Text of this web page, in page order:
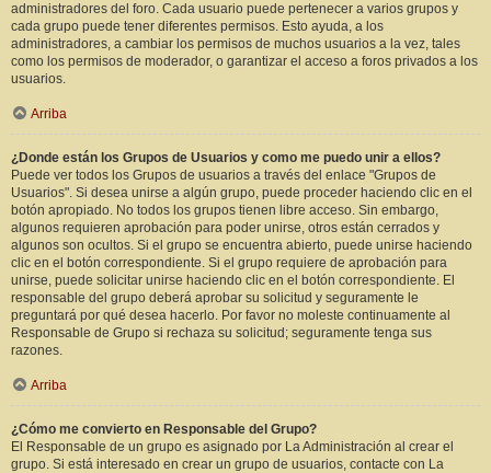
administradores del foro. Cada usuario puede pertenecer a varios grupos y
cada grupo puede tener diferentes permisos. Esto ayuda, a los
administradores, a cambiar los permisos de muchos usuarios a la vez, tales
como los permisos de moderador, o garantizar el acceso a foros privados a los
usuarios.
Arriba
¿Donde están los Grupos de Usuarios y como me puedo unir a ellos?
Puede ver todos los Grupos de usuarios a través del enlace "Grupos de
Usuarios". Si desea unirse a algún grupo, puede proceder haciendo clic en el
botón apropiado. No todos los grupos tienen libre acceso. Sin embargo,
algunos requieren aprobación para poder unirse, otros están cerrados y
algunos son ocultos. Si el grupo se encuentra abierto, puede unirse haciendo
clic en el botón correspondiente. Si el grupo requiere de aprobación para
unirse, puede solicitar unirse haciendo clic en el botón correspondiente. El
responsable del grupo deberá aprobar su solicitud y seguramente le
preguntará por qué desea hacerlo. Por favor no moleste continuamente al
Responsable de Grupo si rechaza su solicitud; seguramente tenga sus
razones.
Arriba
¿Cómo me convierto en Responsable del Grupo?
El Responsable de un grupo es asignado por La Administración al crear el
grupo. Si está interesado en crear un grupo de usuarios, contacte con La